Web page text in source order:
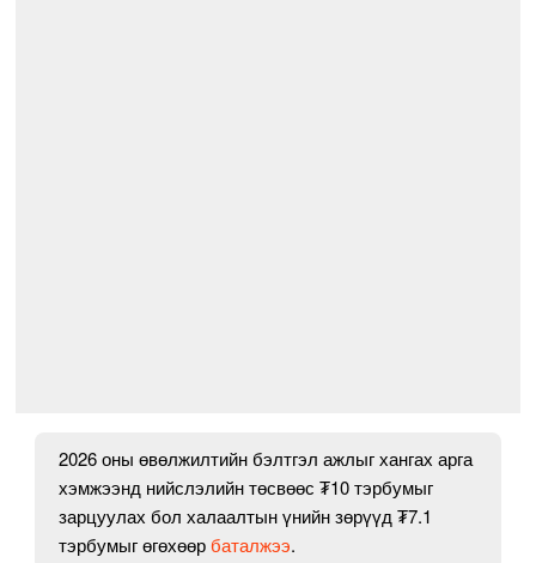
2026 оны өвөлжилтийн бэлтгэл ажлыг хангах арга
хэмжээнд нийслэлийн төсвөөс ₮10 тэрбумыг
зарцуулах бол халаалтын үнийн зөрүүд ₮7.1
тэрбумыг өгөхөөрбаталжээ.